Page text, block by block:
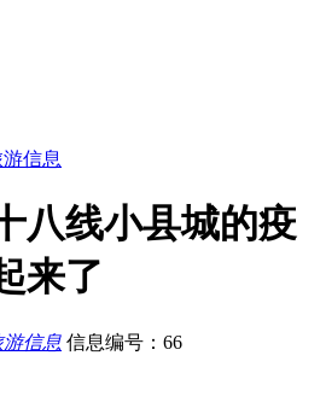
信息
八线小县城的疫
来了
游信息 信息编号：66